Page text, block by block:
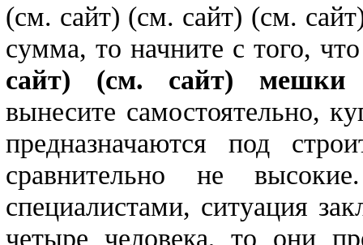
(см. сайт) (см. сайт) (см.
сумма, то начните с того,
сайт) (см. сайт) мешки
вынесите самостоятельно,
предназначаются под
сравнительно не
специалистами, ситуация
четыре человека, то они